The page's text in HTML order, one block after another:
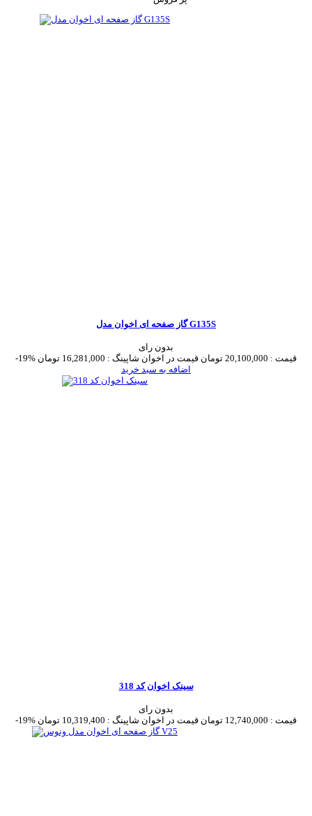
گاز صفحه ای اخوان مدل G135S
بدون رای
-19%
قیمت : 20,100,000 تومان قیمت در اخوان شاپینگ : 16,281,000 تومان
اضافه به سبد خرید
سینک اخوان کد 318
بدون رای
-19%
قیمت : 12,740,000 تومان قیمت در اخوان شاپینگ : 10,319,400 تومان